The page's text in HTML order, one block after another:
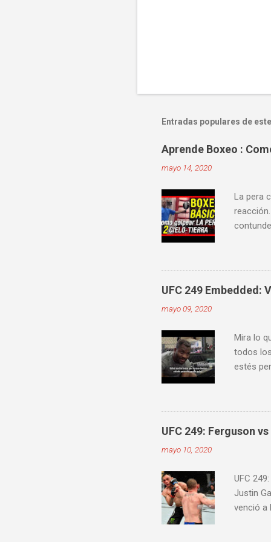
Entradas populares de
Aprende Boxeo :
mayo 14, 2020
La pera
videos
ver
UFC 249 Embedded:
mayo 09, 2020
Mira lo
todos
estés
UFC 249: Ferguson
mayo 10, 2020
UFC
Justin
venció a